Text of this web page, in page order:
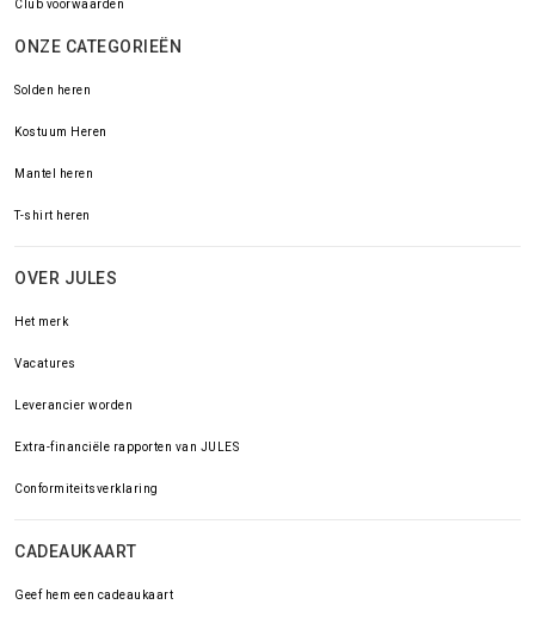
Club voorwaarden
ONZE CATEGORIEËN
Solden heren
Kostuum Heren
Mantel heren
T-shirt heren
OVER JULES
Het merk
Vacatures
Leverancier worden
Extra-financiële rapporten van JULES
Conformiteitsverklaring
CADEAUKAART
Geef hem een cadeaukaart